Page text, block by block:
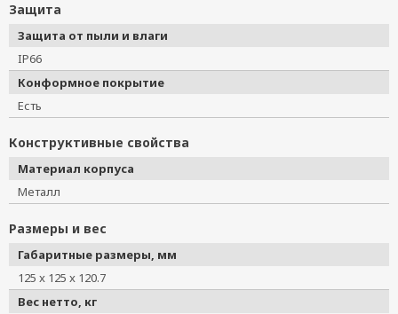
Защита
Защита от пыли и влаги
IP66
Конформное покрытие
Есть
Конструктивные свойства
Материал корпуса
Металл
Размеры и вес
Габаритные размеры, мм
125 x 125 x 120.7
Вес нетто, кг